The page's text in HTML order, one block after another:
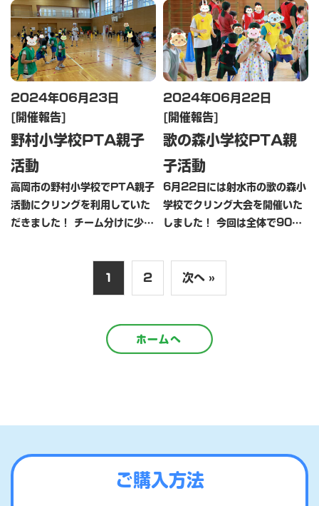
りと天候が不安定でしたが、当
日は午後からは快晴でいい運動
日和でしたね クリングのブース
では、スポー […]
昨年度も参加してくれた子供達
が１年で大きくなっていてちょ
っとびっくりしましたが 変わら
ずクリング […]
2024年06月23日
開催報告
野村小学校PTA親子
活動
高岡市の野村小学校でPTA親子
活動にクリングを利用していた
だきました！ チーム分けに少し
う！ 最後には先生vs生徒で子
供達もここぞとばかりに先生に
2024年06月22日
開催報告
歌の森小学校PTA親
子活動
6月22日には射水市の歌の森小
学校でクリング大会を開催いた
しました！ 今回は全体で90人
の時間のなかでみんないっぱい
動いていっぱい汗を流していま
1 2 次へ »
ご購入方法